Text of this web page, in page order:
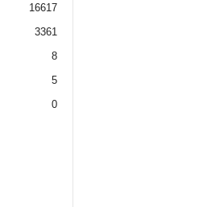
16617
3361
8
5
0